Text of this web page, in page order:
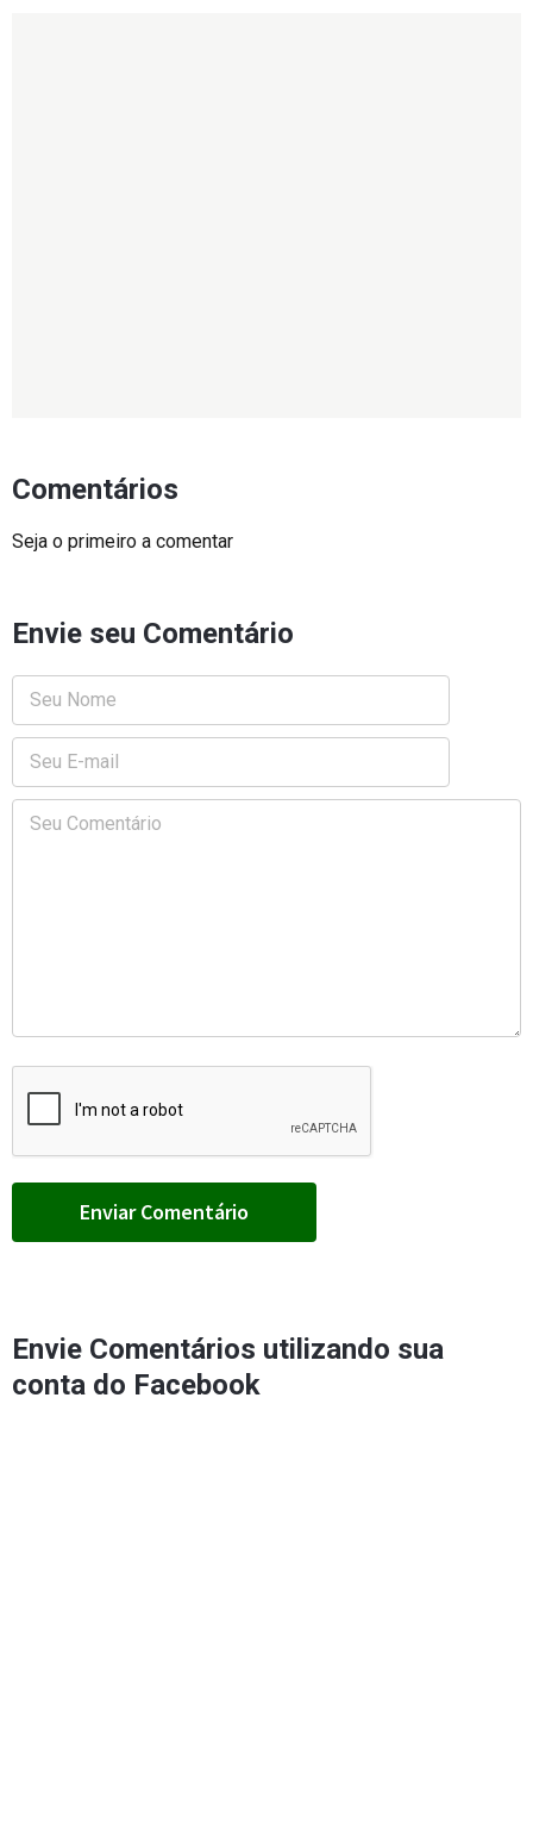
Comentários
Seja o primeiro a comentar
Envie seu Comentário
Envie Comentários utilizando sua
conta do Facebook